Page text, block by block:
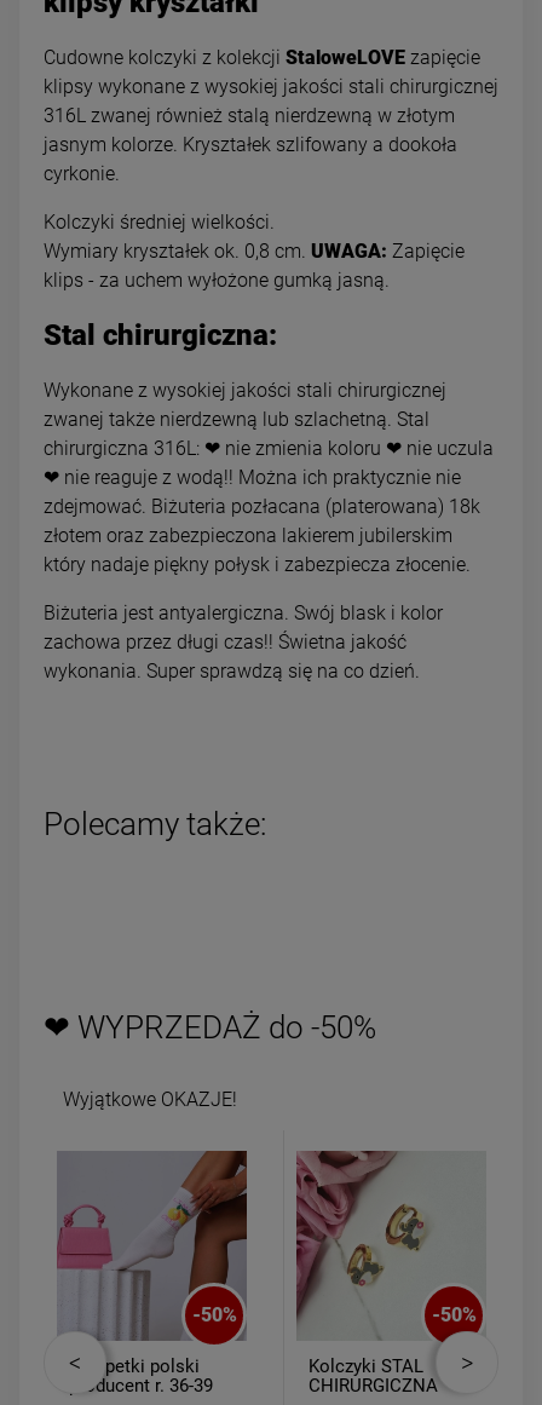
Cudowne kolczyki z kolekcji StaloweLOVE zapięcie
klipsy wykonane z wysokiej jakości stali chirurgicznej
316L zwanej również stalą nierdzewną w złotym
jasnym kolorze. Kryształek szlifowany a dookoła
cyrkonie.
Kolczyki średniej wielkości.
Wymiary kryształek ok. 0,8 cm. UWAGA: Zapięcie
klips - za uchem wyłożone gumką jasną.
Stal chirurgiczna:
Wykonane z wysokiej jakości stali chirurgicznej
zwanej także nierdzewną lub szlachetną. Stal
chirurgiczna 316L: ❤ nie zmienia koloru ❤ nie uczula
❤ nie reaguje z wodą!! Można ich praktycznie nie
zdejmować. Biżuteria pozłacana (platerowana) 18k
złotem oraz zabezpieczona lakierem jubilerskim
który nadaje piękny połysk i zabezpiecza złocenie.
Biżuteria jest antyalergiczna. Swój blask i kolor
zachowa przez długi czas!! Świetna jakość
wykonania. Super sprawdzą się na co dzień.
Polecamy także:
❤ WYPRZEDAŻ do -50%
Wyjątkowe OKAZJE!
-50%
Skarpetki polski
producent r. 36-39
-50%
Kolczyki STAL
CHIRURGICZNA